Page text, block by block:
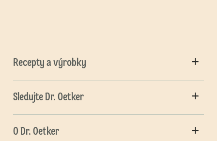
Recepty a výrobky
Sledujte Dr. Oetker
O Dr. Oetker